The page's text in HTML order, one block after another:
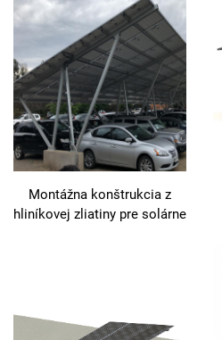
Montážna konštrukcia z
hliníkovej zliatiny pre solárne
materiál odolný voči korózii